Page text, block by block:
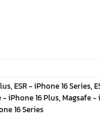
฿.
, ESR - iPhone 16 Series,
- iPhone 16 Plus, Magsafe -
16 Series